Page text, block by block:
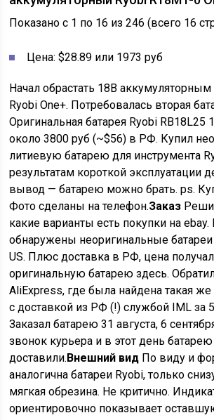
Показано с 1 по 16 из 246 (всего 16
Цена: $28.89 или 1973 руб
Начал обрастать 18В
Ryobi One+. Потребовалась вторая
Оригинальная батарея Ryobi RB18L25
около 3800 руб (~$56) в РФ. Купил
литиевую батарею для инструмента
результатам короткой эксплуатации
вывод — батарею можно брать. ps.
Фото сделаны на телефон.Заказ
какие варианты есть покупки на
обнаружены неоригинальные
US. Плюс доставка в РФ, цена
оригинальную батарею здесь.
AliExpress, где была найдена такая же
с доставкой из РФ (!) службой IML за
Заказал батарею 31 августа, 6
звонок курьера и в этот день батарею
доставили.Внешний вид По виду и
аналогична батареи Ryobi, только
мягкая обрезина. Не критично.
ориентировочно показывает